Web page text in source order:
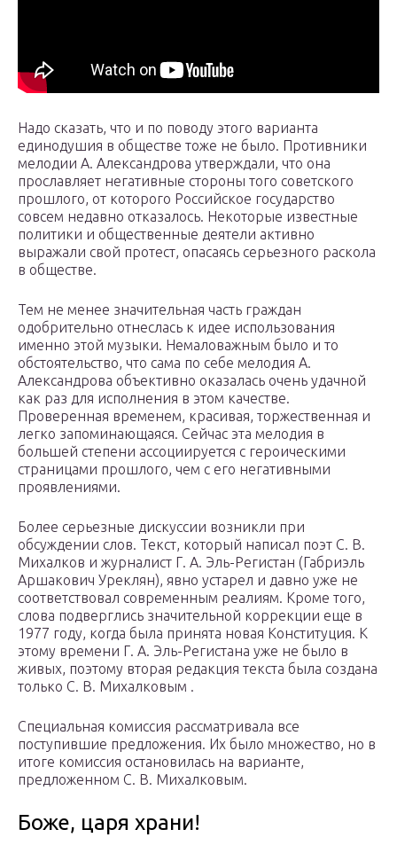
Надо сказать, что и по поводу этого варианта
единодушия в обществе тоже не было. Противники
мелодии А. Александрова утверждали, что она
прославляет негативные стороны того советского
прошлого, от которого Российское государство
совсем недавно отказалось. Некоторые известные
политики и общественные деятели активно
выражали свой протест, опасаясь серьезного раскола
в обществе.
Тем не менее значительная часть граждан
одобрительно отнеслась к идее использования
именно этой музыки. Немаловажным было и то
обстоятельство, что сама по себе мелодия А.
Александрова объективно оказалась очень удачной
как раз для исполнения в этом качестве.
Проверенная временем, красивая, торжественная и
легко запоминающаяся. Сейчас эта мелодия в
большей степени ассоциируется с героическими
страницами прошлого, чем с его негативными
проявлениями.
Более серьезные дискуссии возникли при
обсуждении слов. Текст, который написал поэт С. В.
Михалков и журналист Г. А. Эль-Регистан (Габриэль
Аршакович Уреклян), явно устарел и давно уже не
соответствовал современным реалиям. Кроме того,
слова подверглись значительной коррекции еще в
1977 году, когда была принята новая Конституция. К
этому времени Г. А. Эль-Регистана уже не было в
живых, поэтому вторая редакция текста была создана
только С. В. Михалковым .
Специальная комиссия рассматривала все
поступившие предложения. Их было множество, но в
итоге комиссия остановилась на варианте,
предложенном С. В. Михалковым.
Боже, царя храни!